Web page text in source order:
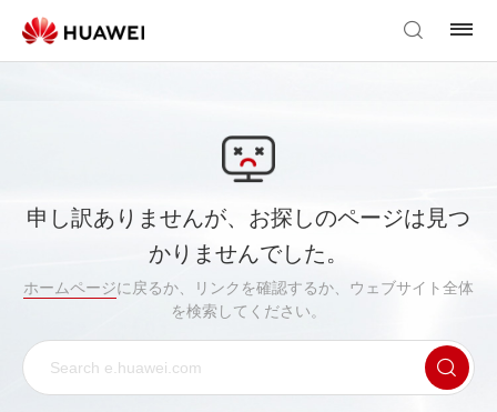
申し訳ありませんが、お探しのページは見つ
かりませんでした。
ホームページに戻るか、リンクを確認するか、ウェブサイト全体
を検索してください。